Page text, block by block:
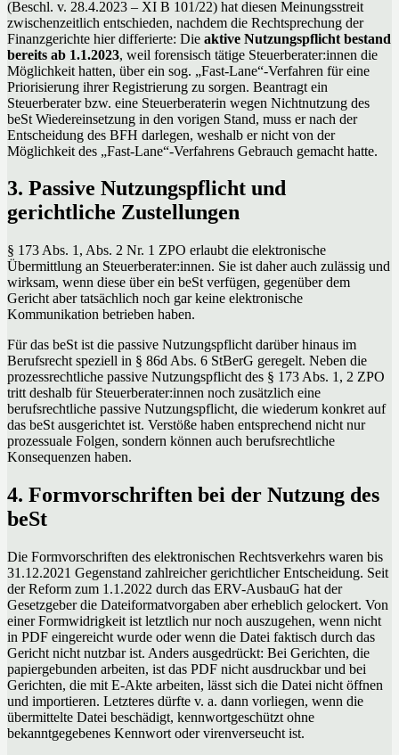
(Beschl. v. 28.4.2023 – XI B 101/22) hat diesen Meinungsstreit
zwischenzeitlich entschieden, nachdem die Rechtsprechung der
Finanzgerichte hier differierte: Die aktive Nutzungspflicht bestand
bereits ab 1.1.2023, weil forensisch tätige Steuerberater:innen die
Möglichkeit hatten, über ein sog. „Fast-Lane“-Verfahren für eine
Priorisierung ihrer Registrierung zu sorgen. Beantragt ein
Steuerberater bzw. eine Steuerberaterin wegen Nichtnutzung des
beSt Wiedereinsetzung in den vorigen Stand, muss er nach der
Entscheidung des BFH darlegen, weshalb er nicht von der
Möglichkeit des „Fast-Lane“-Verfahrens Gebrauch gemacht hatte.
3. Passive Nutzungspflicht und
gerichtliche Zustellungen
§ 173 Abs. 1, Abs. 2 Nr. 1 ZPO erlaubt die elektronische
Übermittlung an Steuerberater:innen. Sie ist daher auch zulässig und
wirksam, wenn diese über ein beSt verfügen, gegenüber dem
Gericht aber tatsächlich noch gar keine elektronische
Kommunikation betrieben haben.
Für das beSt ist die passive Nutzungspflicht darüber hinaus im
Berufsrecht speziell in § 86d Abs. 6 StBerG geregelt. Neben die
prozessrechtliche passive Nutzungspflicht des § 173 Abs. 1, 2 ZPO
tritt deshalb für Steuerberater:innen noch zusätzlich eine
berufsrechtliche passive Nutzungspflicht, die wiederum konkret auf
das beSt ausgerichtet ist. Verstöße haben entsprechend nicht nur
prozessuale Folgen, sondern können auch berufsrechtliche
Konsequenzen haben.
4. Formvorschriften bei der Nutzung des
beSt
Die Formvorschriften des elektronischen Rechtsverkehrs waren bis
31.12.2021 Gegenstand zahlreicher gerichtlicher Entscheidung. Seit
der Reform zum 1.1.2022 durch das ERV-AusbauG hat der
Gesetzgeber die Dateiformatvorgaben aber erheblich gelockert. Von
einer Formwidrigkeit ist letztlich nur noch auszugehen, wenn nicht
in PDF eingereicht wurde oder wenn die Datei faktisch durch das
Gericht nicht nutzbar ist. Anders ausgedrückt: Bei Gerichten, die
papiergebunden arbeiten, ist das PDF nicht ausdruckbar und bei
Gerichten, die mit E-Akte arbeiten, lässt sich die Datei nicht öffnen
und importieren. Letzteres dürfte v. a. dann vorliegen, wenn die
übermittelte Datei beschädigt, kennwortgeschützt ohne
bekanntgegebenes Kennwort oder virenverseucht ist.